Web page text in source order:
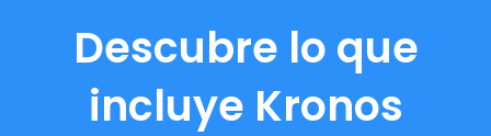
Descubre lo que
incluye Kronos